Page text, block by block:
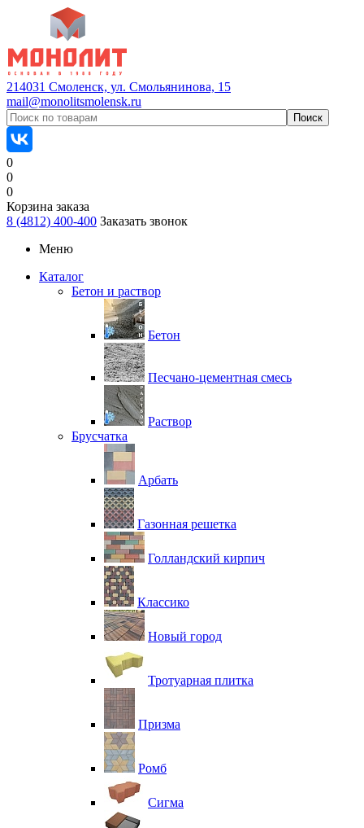
214031 Смоленск, ул. Смольянинова, 15
mail@monolitsmolensk.ru
0
0
0
Корзина заказа
8 (4812) 400-400 Заказать звонок
Меню
Каталог
Бетон и раствор
Бетон
Песчано-цементная смесь
Раствор
Брусчатка
Арбать
Газонная решетка
Голландский кирпич
Классико
Новый город
Тротуарная плитка
Призма
Ромб
Сигма